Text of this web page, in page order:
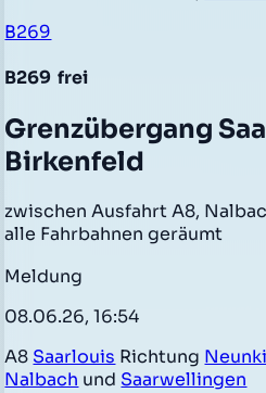
B269
B269 frei
Grenzübergang
Birkenfeld
zwischen Ausfahrt A8,
alle Fahrbahnen geräumt
Meldung
08.06.26, 16:54
A8 Saarlouis Richtung
Nalbach und Saarwellingen